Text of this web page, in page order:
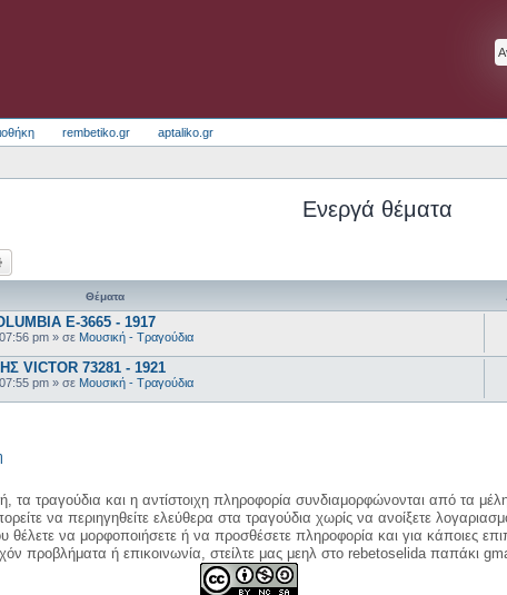
rembetiko.gr aptaliko.gr
Ενεργά θέματα
Θέματα
E-3665 - 1917
pm » σε Μουσική - Τραγούδια
VICTOR 73281 - 1921
pm » σε Μουσική - Τραγούδια
τα τραγούδια και η αντίστοιχη πληροφορία συνδιαμορφώνονται από τα μέλη
να περιηγηθείτε ελεύθερα στα τραγούδια χωρίς να ανοίξετε
θέλετε να μορφοποιήσετε ή να προσθέσετε πληροφορία και για κάποιες
προβλήματα ή επικοινωνία, στείλτε μας μεηλ στο rebetoselida παπάκι